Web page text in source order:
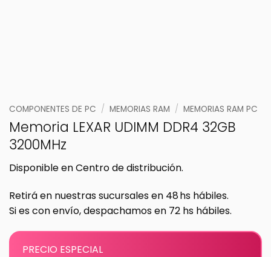
COMPONENTES DE PC / MEMORIAS RAM / MEMORIAS RAM PC
Memoria LEXAR UDIMM DDR4 32GB
3200MHz
Disponible en Centro de distribución.
Retirá en nuestras sucursales en 48 hs hábiles.
Si es con envío, despachamos en 72 hs hábiles.
PRECIO ESPECIAL